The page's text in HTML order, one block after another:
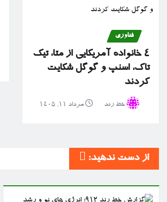
فناوری
۴ خانواده آمریکایی از متا، تیک
تاک، اسنپ و گوگل شکایت
کردند
خط رند مرداد ۱۱, ۱۴۰۵
از دست ندهید: